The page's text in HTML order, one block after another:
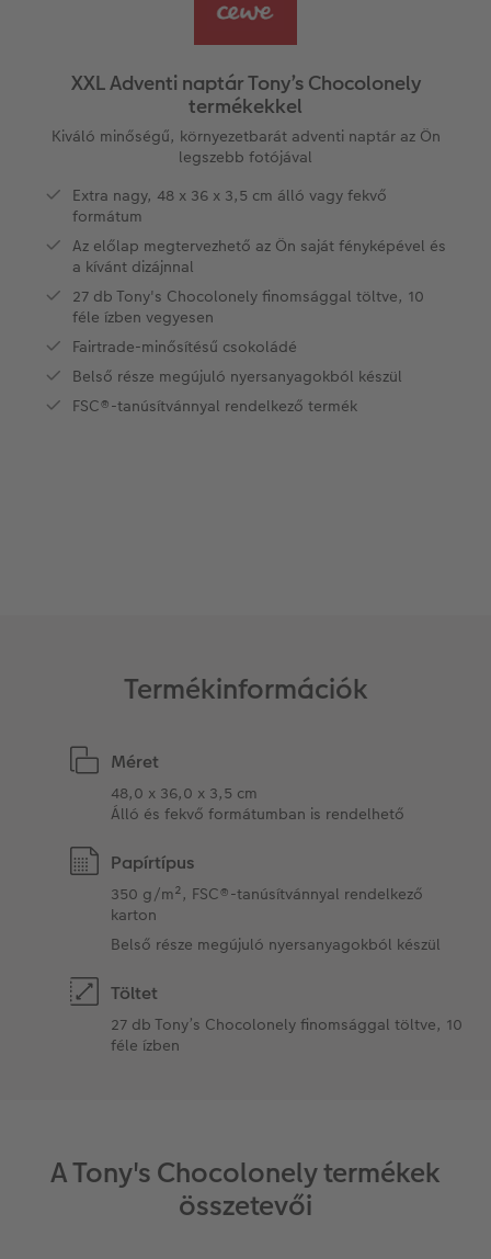
Vásárlói mintakönyvek
Kids CEWE FOTÓKÖNYV
Art Collection CEWE FOTÓKÖNYV
Kiegészítők
CEWE myPhotos
Matt Prints
Prémium poszter
Art Prints
Fotókidolgozás normál
Fényképtároló dobozok
Fotócsomagok
Fotómatrica
Direkt nyomtatású alufotó
Habkarton
Esküvői köszöntő tábla
Poszterléc
Hexxas
Fafotó
Többrészes fali dekoráció
Üdvözlőkártyák
Iskolaszer és irodaszer
Fényképes ajándékdobozok
Textíliák
Art Prints
Fényképes naptárak
CEWE FOTÓKÖNYV Kids
Kiegészítők
CEWE PHOTO AWARD FOTÓPÁLYÁZAT
Hogyan készíts jobb képeket a
Híreink
CEWE sztorik
Egyedi ajándékötletek
Ajándékötletek szeretteinek
Utazás
XXL Adventi naptár Tony’s Chocolonely
termékekkel
Kiváló minőségű, környezetbarát adventi naptár az Ön
legszebb fotójával
Extra nagy, 48 x 36 x 3,5 cm álló vagy fekvő
formátum
Az előlap megtervezhető az Ön saját fényképével és
a kívánt dizájnnal
27 db Tony's Chocolonely finomsággal töltve, 10
féle ízben vegyesen
Fairtrade-minősítésű csokoládé
Belső része megújuló nyersanyagokból készül
FSC®-tanúsítvánnyal rendelkező termék
Termékinformációk
Méret
48,0 x 36,0 x 3,5 cm
Álló és fekvő formátumban is rendelhető
Papírtípus
350 g/m², FSC®-tanúsítvánnyal rendelkező
karton
Belső része megújuló nyersanyagokból készül
Töltet
27 db Tony’s Chocolonely finomsággal töltve, 10
féle ízben
A Tony's Chocolonely termékek
összetevői